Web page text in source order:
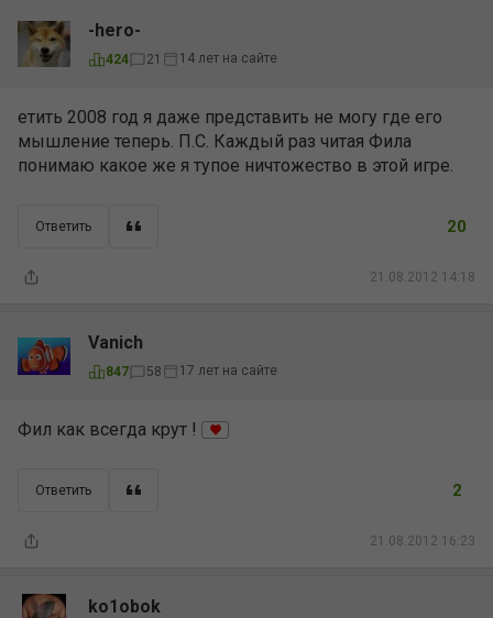
-hero-
424 21 14 лет на сайте
етить 2008 год я даже представить не могу где его
мышление теперь. П.С. Каждый раз читая Фила
понимаю какое же я тупое ничтожество в этой игре.
Ответить
21.08.2012 14:18
20
Vanich
847 58 17 лет на сайте
Фил как всегда крут !
Ответить
21.08.2012 16:23
2
ko1obok